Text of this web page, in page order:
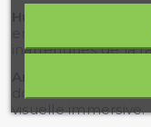
Humour et
en suivant les
inattendues de la
donnent vie à
visuelle immersive.